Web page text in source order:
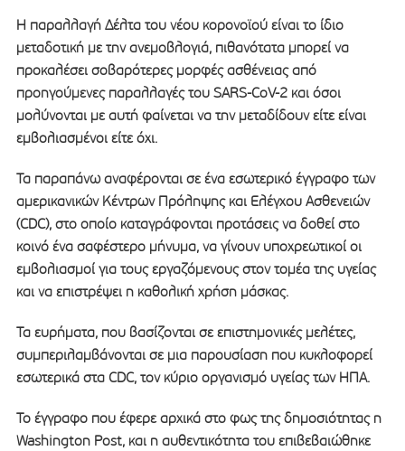
Η παραλλαγή Δέλτα του νέου κορονοϊού είναι το ίδιο
μεταδοτική με την ανεμοβλογιά, πιθανότατα μπορεί να
προκαλέσει σοβαρότερες μορφές ασθένειας από
προηγούμενες παραλλαγές του SARS-CoV-2 και όσοι
μολύνονται με αυτή φαίνεται να την μεταδίδουν είτε είναι
εμβολιασμένοι είτε όχι.
Τα παραπάνω αναφέρονται σε ένα εσωτερικό έγγραφο των
αμερικανικών Κέντρων Πρόληψης και Ελέγχου Ασθενειών
(CDC), στο οποίο καταγράφονται προτάσεις να δοθεί στο
κοινό ένα σαφέστερο μήνυμα, να γίνουν υποχρεωτικοί οι
εμβολιασμοί για τους εργαζόμενους στον τομέα της υγείας
και να επιστρέψει η καθολική χρήση μάσκας.
Τα ευρήματα, που βασίζονται σε επιστημονικές μελέτες,
συμπεριλαμβάνονται σε μια παρουσίαση που κυκλοφορεί
εσωτερικά στα CDC, τον κύριο οργανισμό υγείας των ΗΠΑ.
Το έγγραφο που έφερε αρχικά στο φως της δημοσιότητας η
Washington Post, και η αυθεντικότητα του επιβεβαιώθηκε